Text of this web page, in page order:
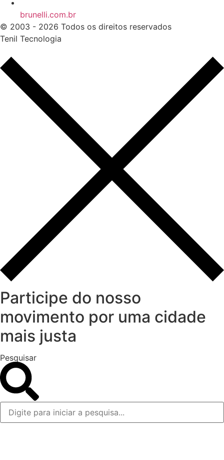
brunelli.com.br
© 2003 - 2026 Todos os direitos reservados
Tenil Tecnologia
Participe do nosso
movimento por uma cidade
mais justa
Pesquisar